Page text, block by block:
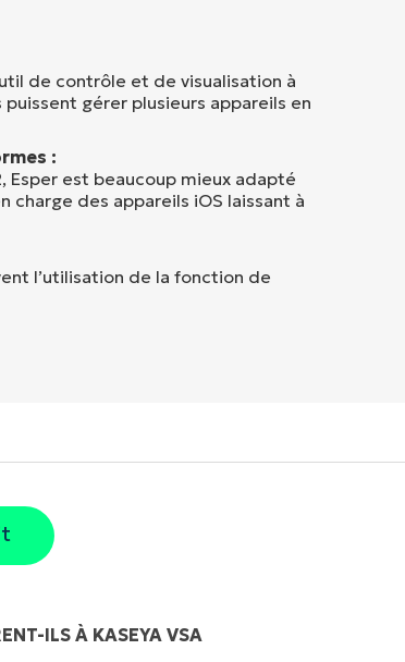
de contrôle et de visualisation à
gérer plusieurs appareils en
:
Esper est beaucoup mieux adapté
charge des appareils iOS laissant à
l’utilisation de la fonction de
ILS À KASEYA VSA